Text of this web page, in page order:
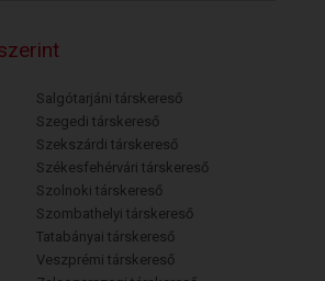
Salgótarjáni társkereső
Szegedi társkereső
Szekszárdi társkereső
Székesfehérvári társkereső
Szolnoki társkereső
Szombathelyi társkereső
Tatabányai társkereső
Veszprémi társkereső